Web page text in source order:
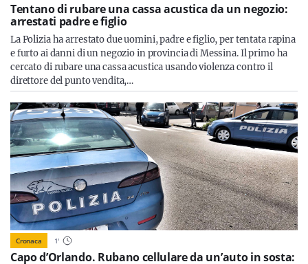
Tentano di rubare una cassa acustica da un negozio:
arrestati padre e figlio
La Polizia ha arrestato due uomini, padre e figlio, per tentata rapina
e furto ai danni di un negozio in provincia di Messina. Il primo ha
cercato di rubare una cassa acustica usando violenza contro il
direttore del punto vendita,…
Cronaca 1'
Capo d’Orlando. Rubano cellulare da un’auto in sosta: